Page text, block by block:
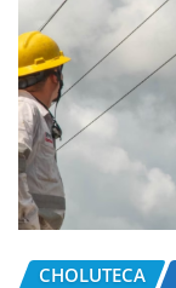
CHOLUTECA